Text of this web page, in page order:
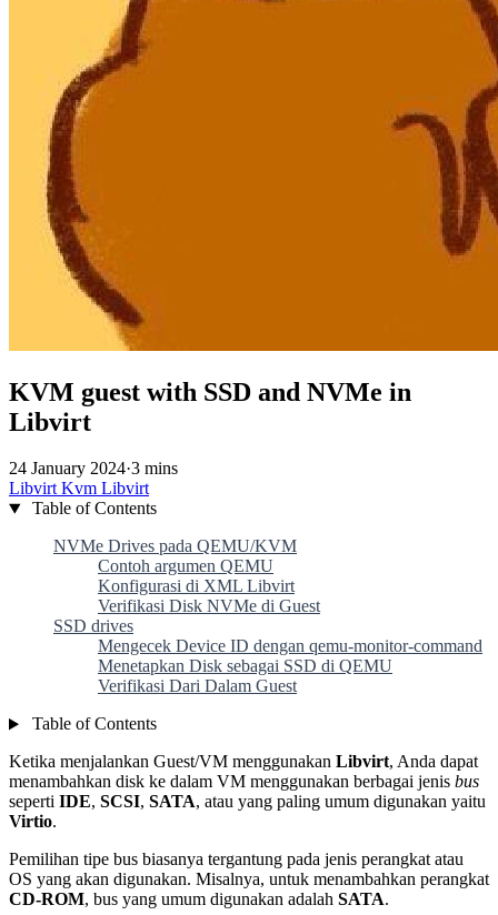
KVM guest with SSD and NVMe in
Libvirt
24 January 2024·3 mins
LibvirtKvm Libvirt
Table of Contents
NVMe Drives pada QEMU/KVM
Contoh argumen QEMU
Konfigurasi di XML Libvirt
Verifikasi Disk NVMe di Guest
SSD drives
Mengecek Device ID dengan qemu-monitor-command
Menetapkan Disk sebagai SSD di QEMU
Verifikasi Dari Dalam Guest
Table of Contents
Ketika menjalankan Guest/VM menggunakan Libvirt, Anda dapat
menambahkan disk ke dalam VM menggunakan berbagai jenis bus
seperti IDE, SCSI, SATA, atau yang paling umum digunakan yaitu
Virtio.
Pemilihan tipe bus biasanya tergantung pada jenis perangkat atau
OS yang akan digunakan. Misalnya, untuk menambahkan perangkat
CD-ROM, bus yang umum digunakan adalah SATA.